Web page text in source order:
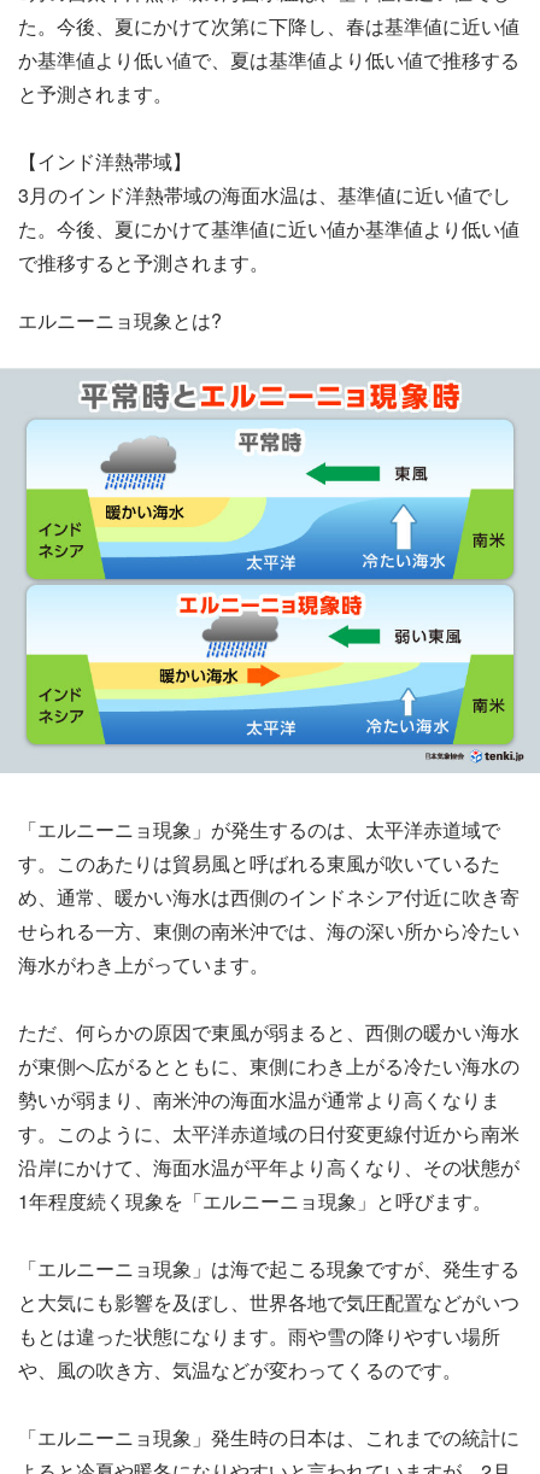
た。今後、夏にかけて次第に下降し、春は基準値に近い値
か基準値より低い値で、夏は基準値より低い値で推移する
と予測されます。
【インド洋熱帯域】
3月のインド洋熱帯域の海面水温は、基準値に近い値でし
た。今後、夏にかけて基準値に近い値か基準値より低い値
で推移すると予測されます。
エルニーニョ現象とは?
「エルニーニョ現象」が発生するのは、太平洋赤道域で
す。このあたりは貿易風と呼ばれる東風が吹いているた
め、通常、暖かい海水は西側のインドネシア付近に吹き寄
せられる一方、東側の南米沖では、海の深い所から冷たい
海水がわき上がっています。
ただ、何らかの原因で東風が弱まると、西側の暖かい海水
が東側へ広がるとともに、東側にわき上がる冷たい海水の
勢いが弱まり、南米沖の海面水温が通常より高くなりま
す。このように、太平洋赤道域の日付変更線付近から南米
沿岸にかけて、海面水温が平年より高くなり、その状態が
1年程度続く現象を「エルニーニョ現象」と呼びます。
「エルニーニョ現象」は海で起こる現象ですが、発生する
と大気にも影響を及ぼし、世界各地で気圧配置などがいつ
もとは違った状態になります。雨や雪の降りやすい場所
や、風の吹き方、気温などが変わってくるのです。
「エルニーニョ現象」発生時の日本は、これまでの統計に